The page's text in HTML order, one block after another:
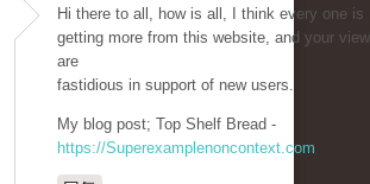
Hi there to all, how is all, I think every one is
getting more from this website, and your
are
fastidious in support of new users.
My blog post; Top Shelf Bread -
https://Superexamplenoncontext.com